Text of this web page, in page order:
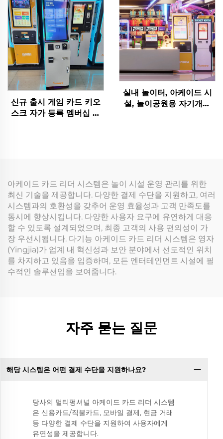
신규 출시 게임 카드 키오
스크 자가 등록 멤버십 카
실내 놀이터, 아케이드 시
설, 놀이공원용 자기개발
아케이드 카드 리더 시스템은 놀이 시설 운영 관리를 위한
최신 기술을 제공합니다. 다양한 결제 수단을 지원하고, 여러
시스템과의 호환성을 갖추어 운영 효율성과 고객 만족도를
동시에 향상시킵니다. 다양한 사용자 요구에 유연하게 대응
할 수 있도록 설계되었으며, 최종 고객의 사용 편의성이 가
장 우선시됩니다. 다기능 아케이드 카드 리더 시스템은 영자
(Yingjia)가 업계 내 혁신성과 보안 분야에서 선도적인 위치
를 차지하고 있음을 입증하며, 모든 엔터테인먼트 시설에 필
수적인 솔루션임을 보여줍니다.
자주 묻는 질문
해당 시스템은 어떤 결제 수단을 지원하나요?
당사의 멀티펑셔널 아케이드 카드 리더 시스템
은 신용카드/직불카드, 모바일 결제, 현금 거래
등 다양한 결제 수단을 지원하여 사용자에게
유연성을 제공합니다.